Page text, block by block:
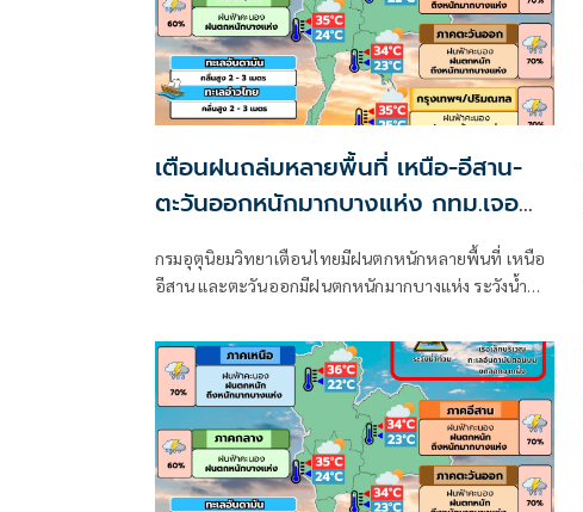
เตือนฝนถล่มหลายพื้นที่ เหนือ-อีสาน-
ตะวันออกหนักมากบางแห่ง กทม.เจอ
กรมอุตุนิยมวิทยาเตือนไทยมีฝนตกหนักหลายพื้นที่ เหนือ
อีสาน และตะวันออกมีฝนตกหนักมากบางแห่ง ระวังน้ำ
อ่าวไทยตอนบนคลื่นสูง 2-3 เมตร เรือเล็กควรงดออกจาก
ฝั่ง ส่วนไต้ฝุ่น “ดอลฟิน” ไม่เข้าไทย